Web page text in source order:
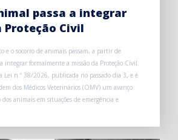
passa a integrar
Proteção Civil
e o socorro de animais passam, a partir de
integrar formalmente a missão da Proteção Civil.
Lei n.º 38/2026, publicada no passado dia 3, e é
dos Médicos Veterinários (OMV) um avanço
animais em situações de emergência e